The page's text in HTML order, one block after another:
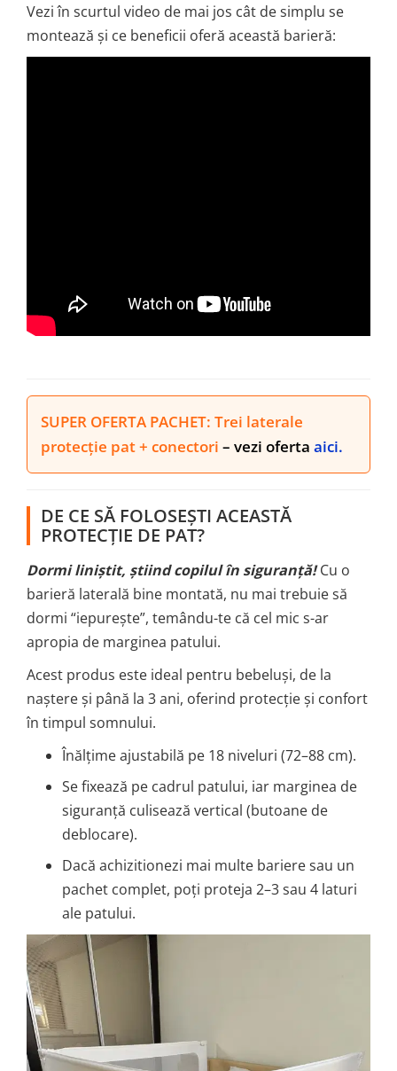
Vezi în scurtul video de mai jos cât de simplu se
montează și ce beneficii oferă această barieră:
SUPER OFERTA PACHET: Trei laterale
protecție pat + conectori – vezi oferta aici.
DE CE SĂ FOLOSEȘTI ACEASTĂ
PROTECȚIE DE PAT?
Dormi liniștit, știind copilul în siguranță!Cu o
barieră laterală bine montată, nu mai trebuie să
dormi “iepurește”, temându-te că cel mic s-ar
apropia de marginea patului.
Acest produs este ideal pentru bebeluși, de la
naștere și până la 3 ani, oferind protecție și confort
în timpul somnului.
Înălțime ajustabilă pe 18 niveluri (72–88 cm).
Se fixează pe cadrul patului, iar marginea de
siguranță culisează vertical (butoane de
deblocare).
Dacă achizitionezi mai multe bariere sau un
pachet complet, poți proteja 2–3 sau 4 laturi
ale patului.